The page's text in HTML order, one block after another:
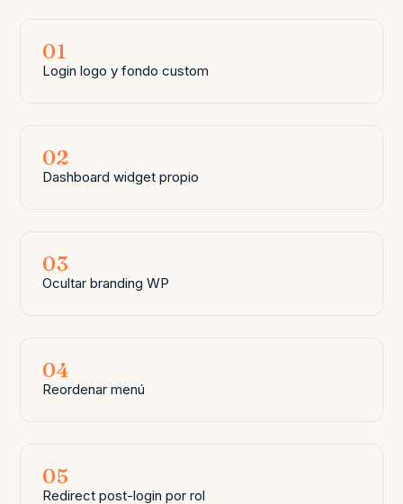
01
Login logo y fondo custom
02
Dashboard widget propio
03
Ocultar branding WP
04
Reordenar menú
05
Redirect post-login por rol